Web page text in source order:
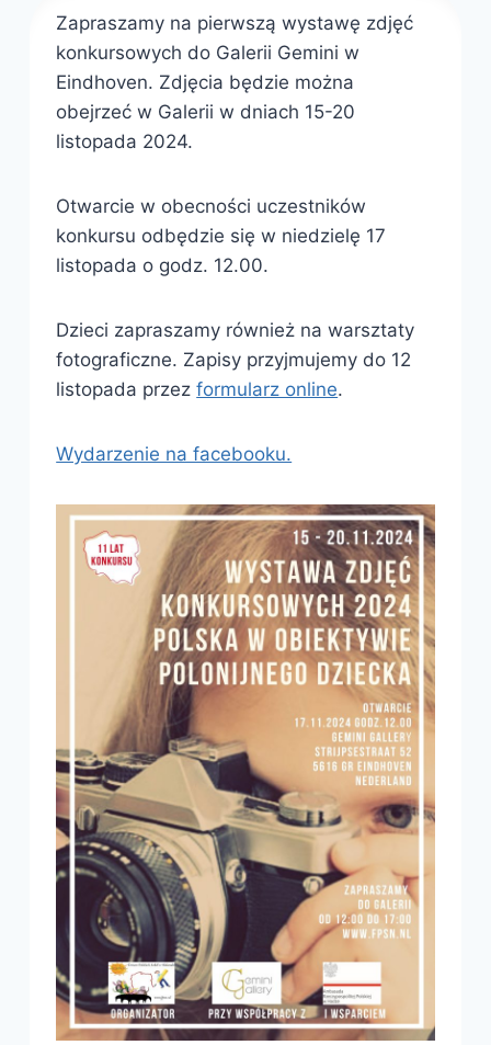
Zapraszamy na pierwszą wystawę zdjęć
konkursowych do Galerii Gemini w
Eindhoven. Zdjęcia będzie można
obejrzeć w Galerii w dniach 15-20
listopada 2024.
Otwarcie w obecności uczestników
konkursu odbędzie się w niedzielę 17
listopada o godz. 12.00.
Dzieci zapraszamy również na warsztaty
fotograficzne. Zapisy przyjmujemy do 12
listopada przezformularz online.
Wydarzenie na facebooku.